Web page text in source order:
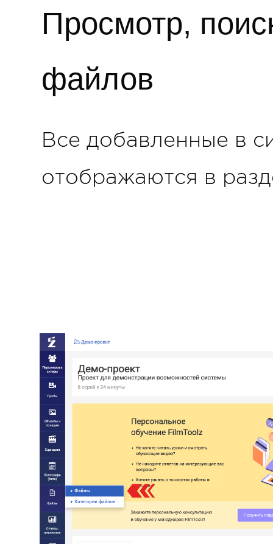
Просмотр,
файлов
Все добавленные в
отображаются в